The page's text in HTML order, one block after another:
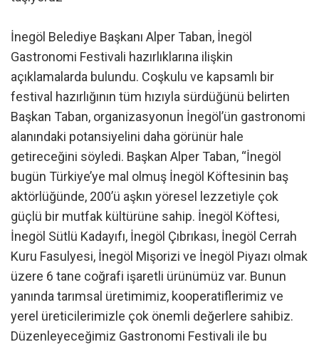
İnegöl Belediye Başkanı Alper Taban, İnegöl
Gastronomi Festivali hazırlıklarına ilişkin
açıklamalarda bulundu. Coşkulu ve kapsamlı bir
festival hazırlığının tüm hızıyla sürdüğünü belirten
Başkan Taban, organizasyonun İnegöl’ün gastronomi
alanındaki potansiyelini daha görünür hale
getireceğini söyledi. Başkan Alper Taban, “İnegöl
bugün Türkiye’ye mal olmuş İnegöl Köftesinin baş
aktörlüğünde, 200’ü aşkın yöresel lezzetiyle çok
güçlü bir mutfak kültürüne sahip. İnegöl Köftesi,
İnegöl Sütlü Kadayıfı, İnegöl Çıbrıkası, İnegöl Cerrah
Kuru Fasulyesi, İnegöl Mişorizi ve İnegöl Piyazı olmak
üzere 6 tane coğrafi işaretli ürünümüz var. Bunun
yanında tarımsal üretimimiz, kooperatiflerimiz ve
yerel üreticilerimizle çok önemli değerlere sahibiz.
Düzenleyeceğimiz Gastronomi Festivali ile bu